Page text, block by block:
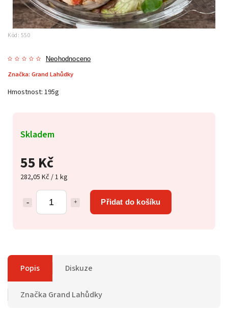
Kód: 550
Neohodnoceno
Značka: Grand Lahůdky
55 Kč
282,05 Kč / 1 kg
Přidat do košíku
Skladem
Hmostnost: 195g
Popis Diskuze
Značka Grand Lahůdky